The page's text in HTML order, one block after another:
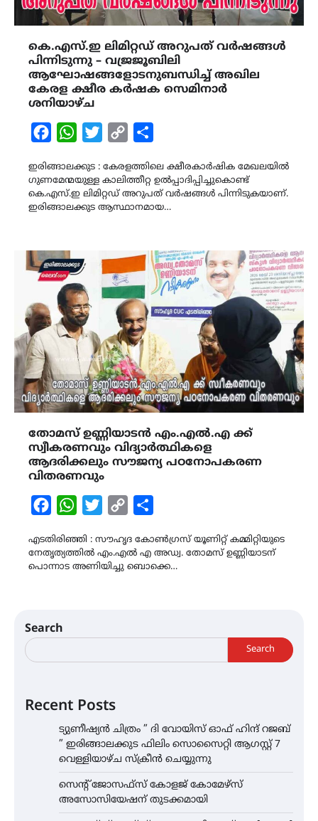
കെ.എസ്.ഇ ലിമിറ്റഡ് അറുപത് വർഷങ്ങൾ
പിന്നിടുന്നു – വജ്രജൂബിലി
ആഘോഷങ്ങളോടനുബന്ധിച്ച് അഖില
കേരള ക്ഷീര കർഷക സെമിനാർ
ശനിയാഴ്ച
FacebookWhatsAppTwitterCopy
ഇരിങ്ങാലക്കുട : കേരളത്തിലെ ക്ഷീരകാർഷിക മേഖലയിൽ
ഗുണമേന്മയുള്ള കാലിത്തീറ്റ ഉൽപ്പാദിപ്പിച്ചുകൊണ്ട്
കെ.എസ്.ഇ ലിമിറ്റഡ് അറുപത് വർഷങ്ങൾ പിന്നിടുകയാണ്.
ഇരിങ്ങാലക്കുട ആസ്ഥാനമായ…
തോമസ് ഉണ്ണിയാടൻ എം.എൽ.എ ക്ക്
സ്വീകരണവും വിദ്യാർത്ഥികളെ
ആദരിക്കലും സൗജന്യ പഠനോപകരണ
വിതരണവും
FacebookWhatsAppTwitterCopy
എടതിരിഞ്ഞി : സൗഹൃദ കോൺഗ്രസ് യൂണിറ്റ് കമ്മിറ്റിയുടെ
നേതൃത്യത്തിൽ എം.എൽ എ അഡ്വ. തോമസ് ഉണ്ണിയാടന്
പൊന്നാട അണിയിച്ചു ബൊക്കെ…
Search
Search
Recent Posts
ട്യുണീഷ്യൻ ചിത്രം ” ദി വോയിസ് ഓഫ് ഹിന്ദ് റജബ്
” ഇരിങ്ങാലക്കുട ഫിലിം സൊസൈറ്റി ആഗസ്റ്റ് 7
വെള്ളിയാഴ്ച സ്‌ക്രീൻ ചെയ്യുന്നു
സെന്റ് ജോസഫ്സ് കോളജ് കോമേഴ്‌സ്
അസോസിയേഷന് തുടക്കമായി